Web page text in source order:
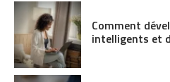
Comment
intelligents et